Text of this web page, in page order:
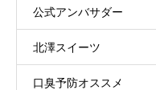
公式アンバサダー
北澤スイーツ
口臭予防オススメ